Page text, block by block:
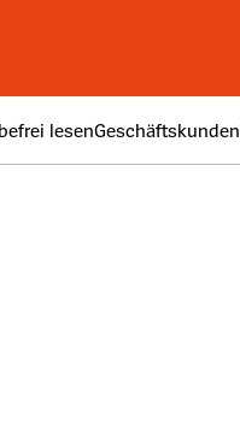
lesenGeschäftskunden